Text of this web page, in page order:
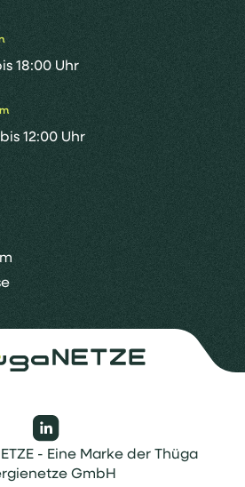
18:00 Uhr
12:00 Uhr
- Eine Marke der Thüga
GmbH